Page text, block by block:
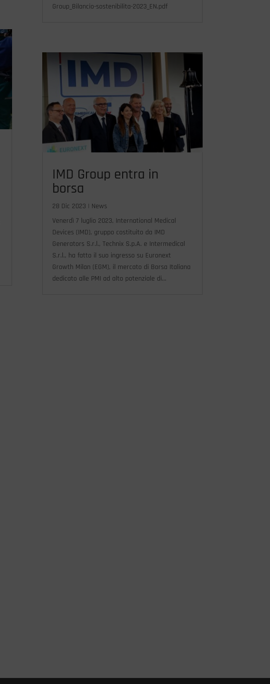
Group_Bilancio-sostenibilita-2023_EN.pdf
IMD Group entra in
borsa
28 Dic 2023 | News
Venerdì 7 luglio 2023, International Medical
Devices (IMD), gruppo costituito da IMD
Generators S.r.l., Technix S.p.A. e Intermedical
S.r.l., ha fatto il suo ingresso su Euronext
Growth Milan (EGM), il mercato di Borsa Italiana
dedicato alle PMI ad alto potenziale di...